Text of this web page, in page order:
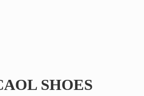
SHOES